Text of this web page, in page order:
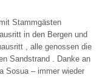
Stammgästen
in den Bergen und
, alle genossen die
Sandstrand . Danke an
Sosua – immer wieder